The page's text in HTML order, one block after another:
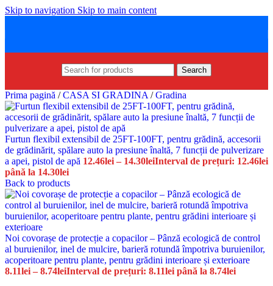
Skip to navigation Skip to main content
Search
Prima pagină / CASA SI GRADINA / Gradina
Furtun flexibil extensibil de 25FT-100FT, pentru grădină, accesorii
de grădinărit, spălare auto la presiune înaltă, 7 funcții de pulverizare
a apei, pistol de apă 12.46lei – 14.30leiInterval de prețuri: 12.46lei
până la 14.30lei
Back to products
Noi covorașe de protecție a copacilor – Pânză ecologică de control
al buruienilor, inel de mulcire, barieră rotundă împotriva buruienilor,
acoperitoare pentru plante, pentru grădini interioare și exterioare
8.11lei – 8.74leiInterval de prețuri: 8.11lei până la 8.74lei